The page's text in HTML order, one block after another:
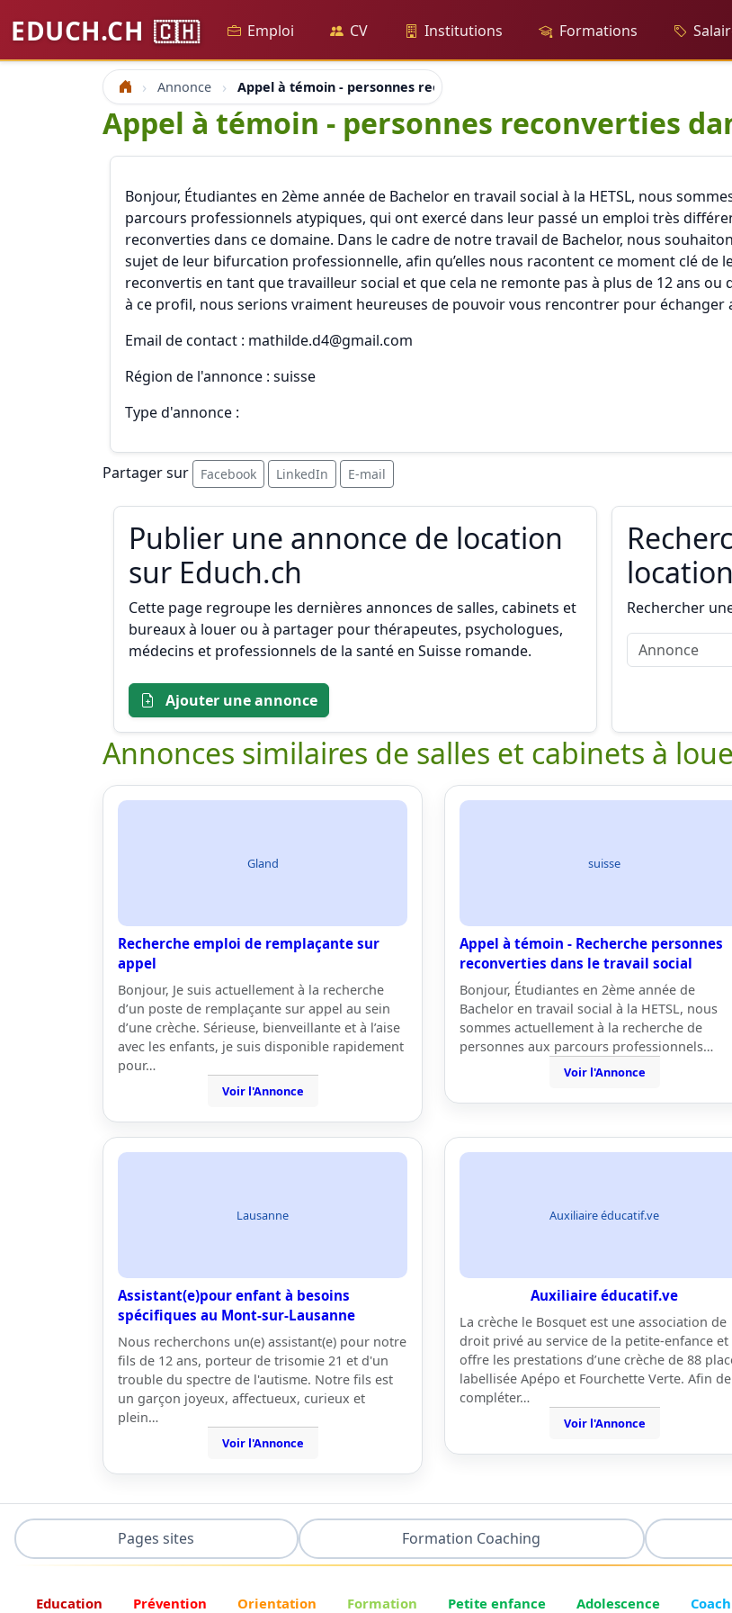
EDUCH.CH 🇨🇭 Emploi CV Institutions Formations
Accueil Annonce Appel à témoin - personnes reconverties dans le travail social
Appel à témoin - personnes reconverties
Bonjour, Étudiantes en 2ème année de Bachelor en travail social à la HETSL, nous
parcours professionnels atypiques, qui ont exercé dans leur passé un emploi très
reconverties dans ce domaine. Dans le cadre de notre travail de Bachelor, nous
sujet de leur bifurcation professionnelle, afin qu’elles nous racontent ce moment clé de
reconvertis en tant que travailleur social et que cela ne remonte pas à plus de 12 ans
à ce profil, nous serions vraiment heureuses de pouvoir vous rencontrer pour
Email de contact : mathilde.d4@gmail.com
Région de l'annonce : suisse
Type d'annonce :
Partager sur Facebook LinkedIn E-mail
Publier une annonce de location
sur Educh.ch
Cette page regroupe les dernières annonces de salles, cabinets et
bureaux à louer ou à partager pour thérapeutes, psychologues,
médecins et professionnels de la santé en Suisse romande.
Ajouter une annonce
Rechercher
Annonces similaires de salles et cabinets à loue
Gland
Recherche emploi de remplaçante sur
appel
Bonjour, Je suis actuellement à la recherche
d’un poste de remplaçante sur appel au sein
d’une crèche. Sérieuse, bienveillante et à l’aise
avec les enfants, je suis disponible rapidement
pour…
Voir l'Annonce
suisse
Appel à témoin - Recherche personnes
reconverties dans le travail social
Bonjour, Étudiantes en 2ème année de
Bachelor en travail social à la HETSL, nous
sommes actuellement à la recherche de
personnes aux parcours professionnels…
Voir l'Annonce
Lausanne
Assistant(e)pour enfant à besoins
spécifiques au Mont-sur-Lausanne
Nous recherchons un(e) assistant(e) pour notre
fils de 12 ans, porteur de trisomie 21 et d'un
trouble du spectre de l'autisme. Notre fils est
un garçon joyeux, affectueux, curieux et
plein…
Voir l'Annonce
Auxiliaire éducatif.ve
Auxiliaire éducatif.ve
La crèche le Bosquet est une association de
droit privé au service de la petite-enfance et
offre les prestations d’une crèche de 88
labellisée Apépo et Fourchette Verte. Afin de
compléter…
Voir l'Annonce
Pages sites Formation Coaching
Education Prévention Orientation Formation Petite enfance Adolescence